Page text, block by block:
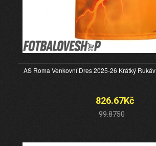
AS Roma Venkovní Dres 2025-26 Krátký Rukáv
826.67Kč
99.8750